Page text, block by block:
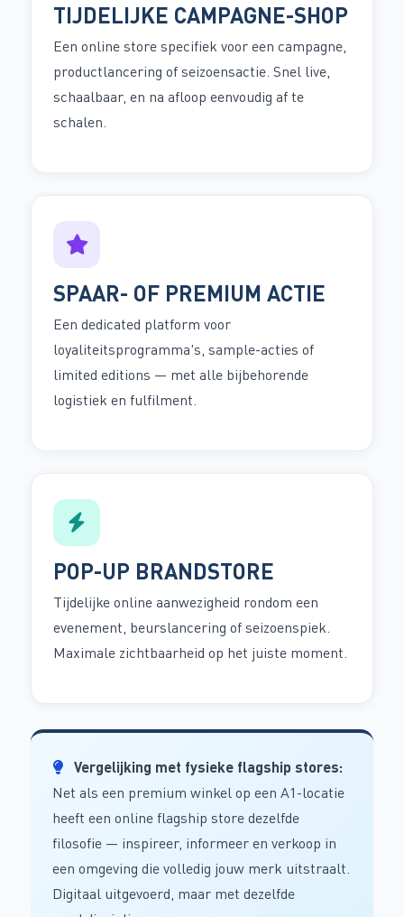
TIJDELIJKE CAMPAGNE-SHOP
Een online store specifiek voor een campagne,
productlancering of seizoensactie. Snel live,
schaalbaar, en na afloop eenvoudig af te
schalen.
SPAAR- OF PREMIUM ACTIE
Een dedicated platform voor
loyaliteitsprogramma's, sample-acties of
limited editions — met alle bijbehorende
logistiek en fulfilment.
POP-UP BRANDSTORE
Tijdelijke online aanwezigheid rondom een
evenement, beurslancering of seizoenspiek.
Maximale zichtbaarheid op het juiste moment.
Vergelijking met fysieke flagship stores:
Net als een premium winkel op een A1-locatie
heeft een online flagship store dezelfde
filosofie — inspireer, informeer en verkoop in
een omgeving die volledig jouw merk uitstraalt.
Digitaal uitgevoerd, maar met dezelfde